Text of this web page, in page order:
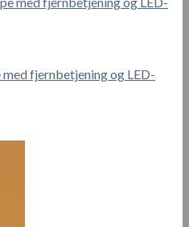
fjernbetjening og LED-